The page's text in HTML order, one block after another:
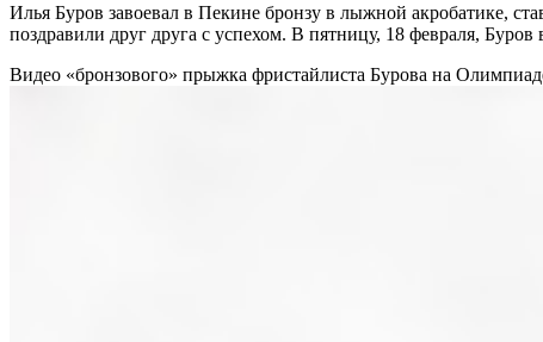
Илья Буров завоевал в Пекине бронзу в лыжной акробатике,
поздравили друг друга с успехом. В пятницу, 18 февраля,
Видео «бронзового» прыжка фристайлиста Бурова на